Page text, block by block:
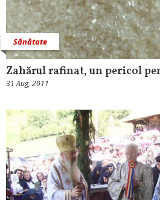
Sănătate
Zahărul rafinat, un pericol
31 Aug, 2011